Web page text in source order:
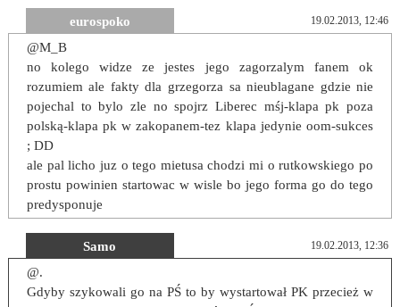
eurospoko 19.02.2013, 12:46
@M_B
no kolego widze ze jestes jego zagorzalym fanem ok
rozumiem ale fakty dla grzegorza sa nieublagane gdzie nie
pojechal to bylo zle no spojrz Liberec mśj-klapa pk poza
polską-klapa pk w zakopanem-tez klapa jedynie oom-sukces
; DD
ale pal licho juz o tego mietusa chodzi mi o rutkowskiego po
prostu powinien startowac w wisle bo jego forma go do tego
predysponuje
Samo 19.02.2013, 12:36
@.
Gdyby szykowali go na PŚ to by wystartował PK przecież w